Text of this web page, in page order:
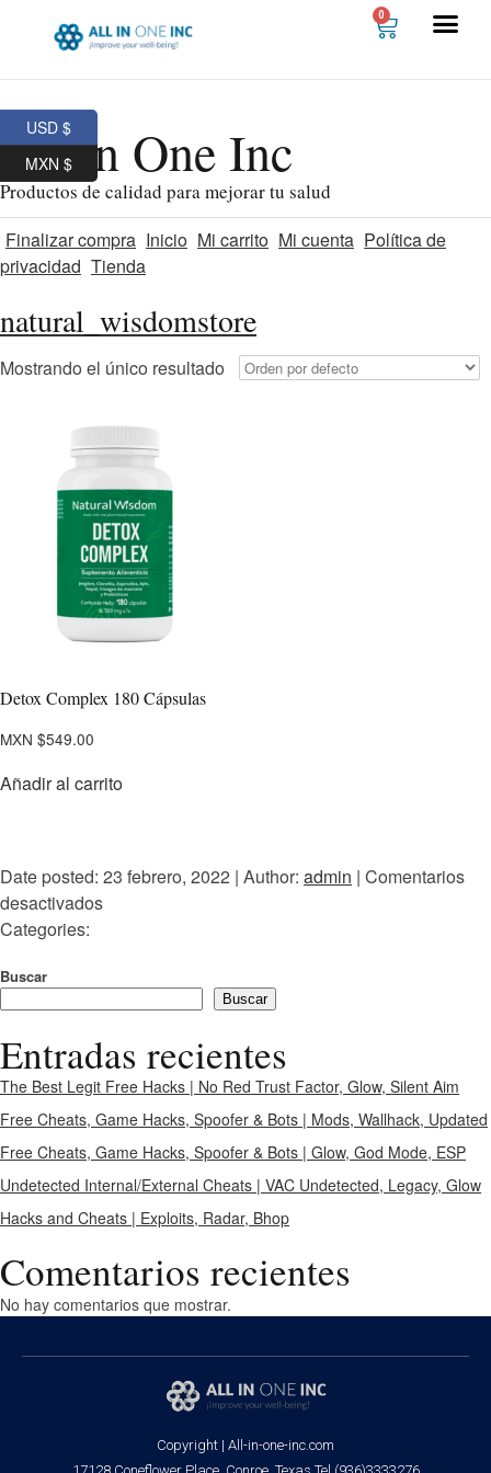
0
All In One Inc
Productos de calidad para mejorar tu salud
Finalizar compra Inicio Mi carrito Mi cuenta Política de
privacidad Tienda
natural_wisdomstore
Mostrando el único resultado
Detox Complex 180 Cápsulas
MXN $549.00
Añadir al carrito
Date posted: 23 febrero, 2022 | Author: admin | Comentarios
desactivados
Categories:
Buscar
Buscar
Entradas recientes
The Best Legit Free Hacks | No Red Trust Factor, Glow, Silent Aim
Free Cheats, Game Hacks, Spoofer & Bots | Mods, Wallhack, Updated
Free Cheats, Game Hacks, Spoofer & Bots | Glow, God Mode, ESP
Undetected Internal/External Cheats | VAC Undetected, Legacy, Glow
Hacks and Cheats | Exploits, Radar, Bhop
Comentarios recientes
No hay comentarios que mostrar.
Copyright | All-in-one-inc.com
USD $
MXN $